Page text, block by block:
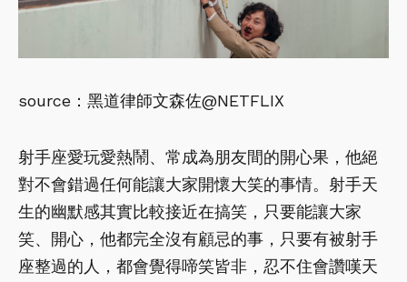
source：黑道律師文森佐@NETFLIX
射手座愛玩愛熱鬧、常成為朋友間的開心果，他絕
對不會錯過任何能讓大家開懷大笑的事情。射手天
生的幽默感其實比較接近在搞笑，只要能讓大家
笑、開心，他都完全沒有顧忌的事，只要有被射手
座整過的人，都會覺得啼笑皆非，忍不住會讚嘆天